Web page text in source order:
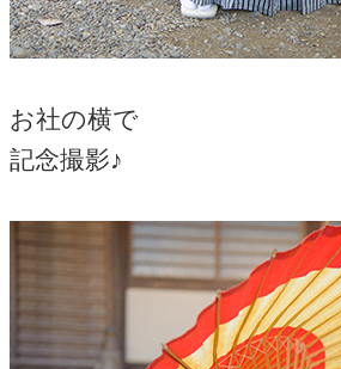
お社の横で
記念撮影♪